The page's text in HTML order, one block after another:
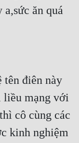
ăn quá
tên điên này
liều mạng với
cô cùng các
kinh nghiệm